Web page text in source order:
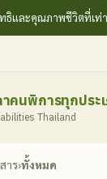
ธิและคุณภาพชีวิตที่เท่
คนพิการทุกประ
Thailand
าร›ทั้งหมด